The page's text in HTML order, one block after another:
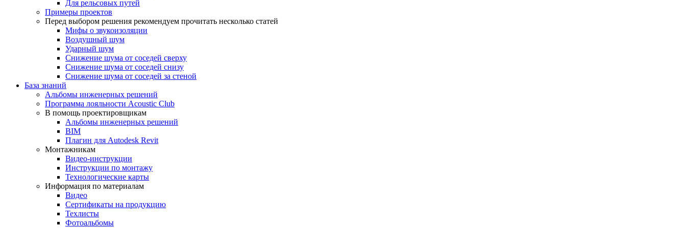
Для рельсовых путей
Примеры проектов
Перед выбором решения рекомендуем прочитать несколько статей
Мифы о звукоизоляции
Воздушный шум
Ударный шум
Снижение шума от соседей сверху
Снижение шума от соседей снизу
Снижение шума от соседей за стеной
База знаний
Альбомы инженерных решений
Программа лояльности Acoustic Club
В помощь проектировщикам
Альбомы инженерных решений
BIM
Плагин для Autodesk Revit
Монтажникам
Видео-инструкции
Инструкции по монтажу
Технологические карты
Информация по материалам
Видео
Сертификаты на продукцию
Техлисты
Фотоальбомы